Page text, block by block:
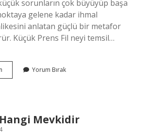
sorunların çok büyüyüp başa
gelene kadar ihmal
anlatan güçlü bir metafor
Küçük Prens Fil neyi temsil…
Prens
Yorum Bırak
Mevkidir